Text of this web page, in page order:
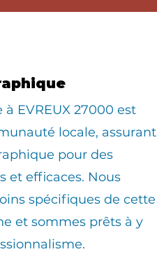
EVREUX 27000 est
locale, assurant
pour des
et efficaces. Nous
spécifiques de cette
et sommes prêts à y